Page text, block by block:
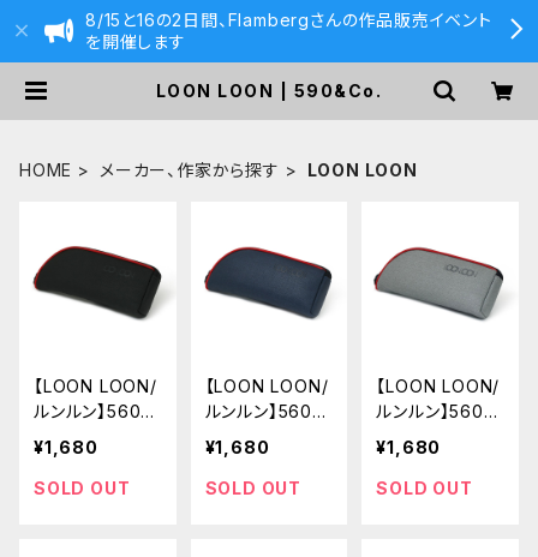
8/15と16の2日間、Flambergさんの作品販売イベント
を開催します
LOON LOON | 590&Co.
HOME メーカー、作家から探す LOON LOON
【LOON LOON/
ルンルン】560
レイニー ペンケ
ース (ブラック)
¥1,680
SOLD OUT
【LOON LOON/
ルンルン】560
レイニー ペンケ
ース (ネイビー)
¥1,680
SOLD OUT
【LOON LOON/
ルンルン】560
レイニー ペンケ
ース (グレー)
¥1,680
SOLD OUT